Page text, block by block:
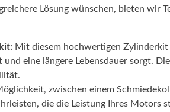
Lösung wünschen, bieten wir
Mit diesem hochwertigen
eine längere Lebensdauer sorgt.
zwischen einem
die die Leistung Ihres Motors